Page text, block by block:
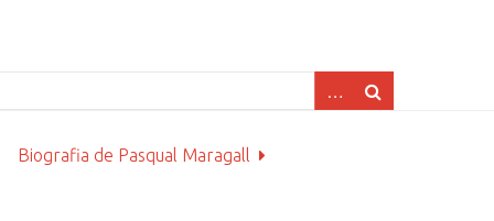
Biografia de Pasqual Maragall